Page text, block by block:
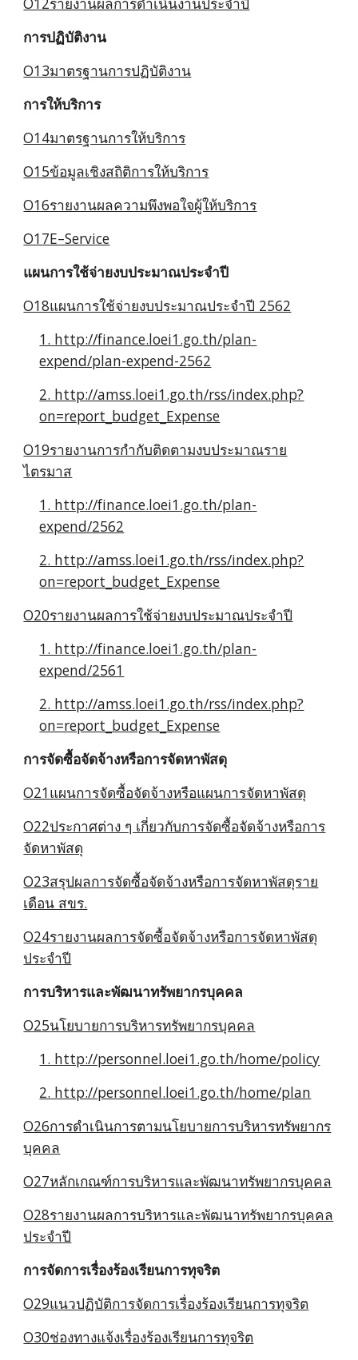
การปฏิบัติงาน
O13มาตรฐานการปฏิบัติงาน
การให้บริการ
O14มาตรฐานการให้บริการ
O15ข้อมูลเชิงสถิติการให้บริการ
O16รายงานผลความพึงพอใจผู้ให้บริการ
O17E–Service
แผนการใช้จ่ายงบประมาณประจำปี
O18แผนการใช้จ่ายงบประมาณประจำปี 2562
1. http://finance.loei1.go.th/plan-
expend/plan-expend-2562
2. http://amss.loei1.go.th/rss/index.php?
on=report_budget_Expense
O19รายงานการกำกับติดตามงบประมาณราย
ไตรมาส
1. http://finance.loei1.go.th/plan-
expend/2562
2. http://amss.loei1.go.th/rss/index.php?
on=report_budget_Expense
O20รายงานผลการใช้จ่ายงบประมาณประจำปี
1. http://finance.loei1.go.th/plan-
expend/2561
2. http://amss.loei1.go.th/rss/index.php?
on=report_budget_Expense
การจัดซื้อจัดจ้างหรือการจัดหาพัสดุ
O21แผนการจัดซื้อจัดจ้างหรือแผนการจัดหาพัสดุ
O22ประกาศต่าง ๆ เกี่ยวกับการจัดซื้อจัดจ้างหรือการ
จัดหาพัสดุ
O23สรุปผลการจัดซื้อจัดจ้างหรือการจัดหาพัสดุราย
เดือน สขร.
O24รายงานผลการจัดซื้อจัดจ้างหรือการจัดหาพัสดุ
ประจำปี
การบริหารและพัฒนาทรัพยากรบุคคล
O25นโยบายการบริหารทรัพยากรบุคคล
1. http://personnel.loei1.go.th/home/policy
2. http://personnel.loei1.go.th/home/plan
O26การดำเนินการตามนโยบายการบริหารทรัพยากร
บุคคล
O27หลักเกณฑ์การบริหารและพัฒนาทรัพยากรบุคคล
O28รายงานผลการบริหารและพัฒนาทรัพยากรบุคคล
ประจำปี
การจัดการเรื่องร้องเรียนการทุจริต
O29แนวปฏิบัติการจัดการเรื่องร้องเรียนการทุจริต
O30ช่องทางแจ้งเรื่องร้องเรียนการทุจริต